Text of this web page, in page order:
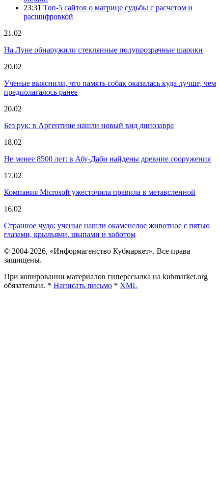
23:31 Топ-5 сайтов о матрице судьбы с расчетом и
расшифровкой
21.02
На Луне обнаружили стеклянные полупрозрачные шарики
20.02
Ученые выяснили, что память собак оказалась куда лучше, чем
предполагалось ранее
20.02
Без рук: в Аргентине нашли новый вид динозавра
18.02
Не менее 8500 лет: в Абу-Даби найдены древние сооружения
17.02
Компания Microsoft ужесточила правила в метавсленной
16.02
Странное чудо: ученые нашли окаменелое животное с пятью
глазами, крыльями, шыпами и хоботом
© 2004-2026, «Информагенство Кубмаркет». Все права
защищены.
При копировании материалов гиперссылка на kubmarket.org
обязательна. * Написать письмо * XML